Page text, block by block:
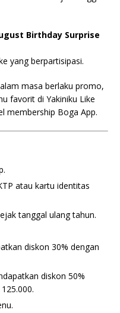
Birthday Surprise
yang berpartisipasi.
masa berlaku promo,
favorit di Yakiniku Like
membership Boga App.
atau kartu identitas
tanggal ulang tahun.
diskon 30% dengan
diskon 50%